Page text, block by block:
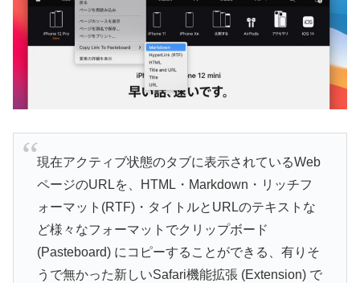
現在アクティブ状態のタブに表示されているWeb
ページのURLを、HTML・Markdown・リッチフ
ォーマット(RTF)・タイトルとURLのテキストな
ど様々なフォーマットでクリップボード
(Pasteboard) にコピーすることができる、有りそ
うで無かった新しいSafari機能拡張 (Extension) で